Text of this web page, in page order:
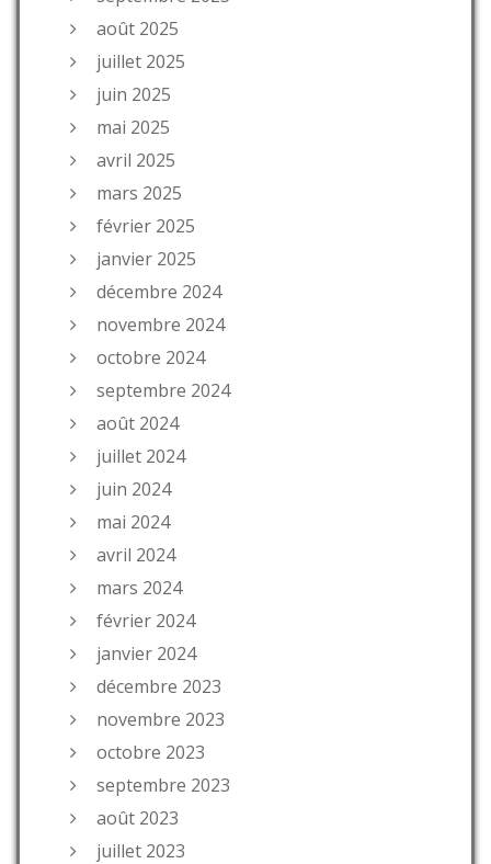
août 2025
juillet 2025
juin 2025
mai 2025
avril 2025
mars 2025
février 2025
janvier 2025
décembre 2024
novembre 2024
octobre 2024
septembre 2024
août 2024
juillet 2024
juin 2024
mai 2024
avril 2024
mars 2024
février 2024
janvier 2024
décembre 2023
novembre 2023
octobre 2023
septembre 2023
août 2023
juillet 2023